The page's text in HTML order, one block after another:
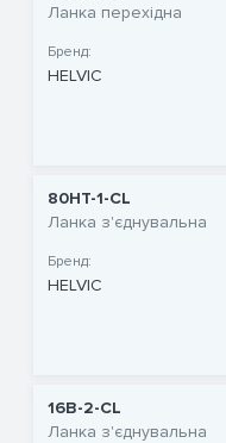
Ланка перехідна
Бренд:
HELVIC
80HT-1-CL
Ланка з'єднувальна
Бренд:
HELVIC
16B-2-CL
Ланка з'єднувальна